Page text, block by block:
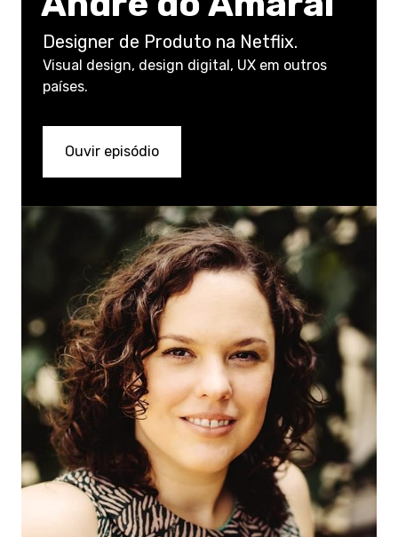
Designer de Produto na Netflix.
Visual design, design digital, UX em outros
países.
Ouvir episódio